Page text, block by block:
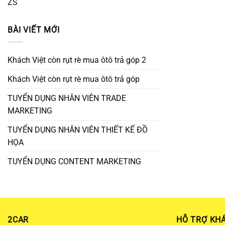
ZS
BÀI VIẾT MỚI
Khách Việt còn rụt rè mua ôtô trả góp 2
Khách Việt còn rụt rè mua ôtô trả góp
TUYỂN DỤNG NHÂN VIÊN TRADE
MARKETING
TUYỂN DỤNG NHÂN VIÊN THIẾT KẾ ĐỒ
HỌA
TUYỂN DỤNG CONTENT MARKETING
2CAR HỖ TRỢ